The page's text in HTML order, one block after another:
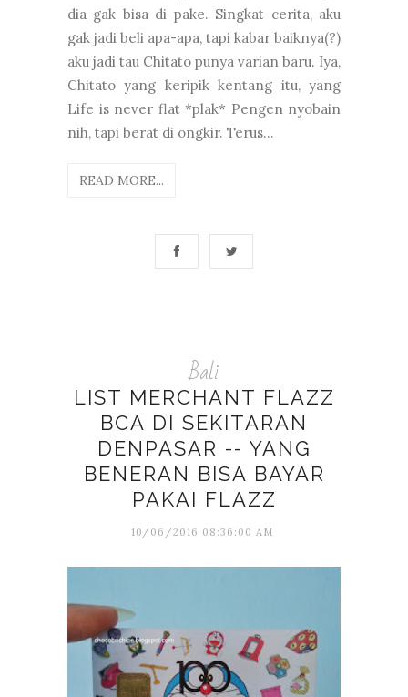
dia gak bisa di pake. Singkat cerita, aku
gak jadi beli apa-apa, tapi kabar baiknya(?)
aku jadi tau Chitato punya varian baru. Iya,
Chitato yang keripik kentang itu, yang
Life is never flat *plak* Pengen nyobain
nih, tapi berat di ongkir. Terus...
READ MORE...
Bali
LIST MERCHANT FLAZZ
BCA DI SEKITARAN
DENPASAR -- YANG
BENERAN BISA BAYAR
PAKAI FLAZZ
10/06/2016 08:36:00 AM